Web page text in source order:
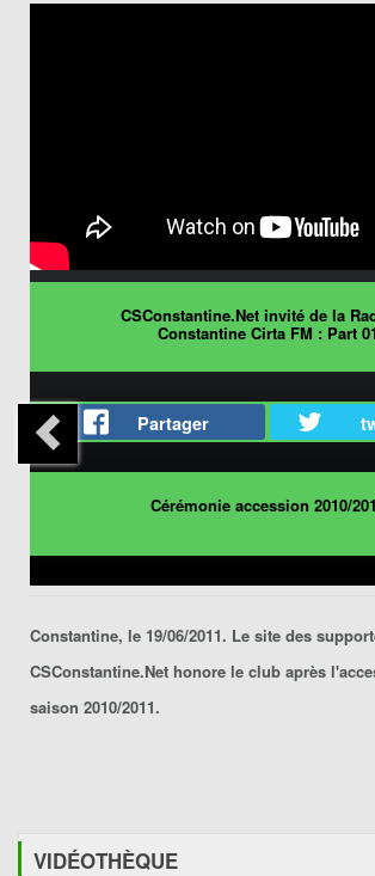
CSConstantine.Net invité de la
Constantine Cirta FM : Part 01
Partager
Cérémonie accession 2010/
Constantine, le 19/06/2011. Le site des
CSConstantine.Net honore le club après
saison 2010/2011.
VIDÉOTHÈQUE